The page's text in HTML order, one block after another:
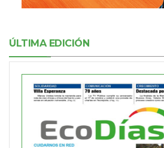
ÚLTIMA EDICIÓN